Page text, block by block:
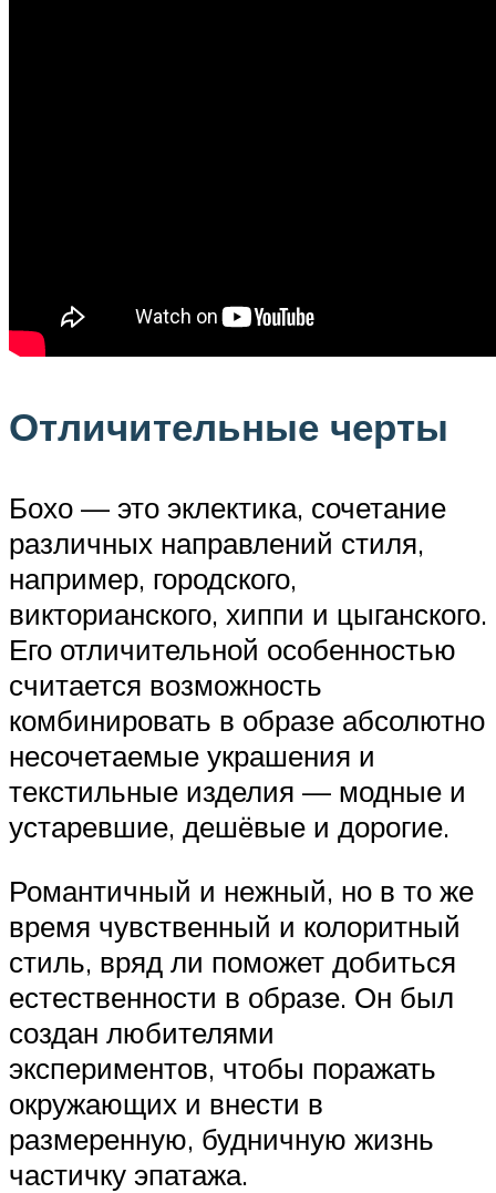
Отличительные черты
Бохо — это эклектика, сочетание
различных направлений стиля,
например, городского,
викторианского, хиппи и цыганского.
Его отличительной особенностью
считается возможность
комбинировать в образе абсолютно
несочетаемые украшения и
текстильные изделия — модные и
устаревшие, дешёвые и дорогие.
Романтичный и нежный, но в то же
время чувственный и колоритный
стиль, вряд ли поможет добиться
естественности в образе. Он был
создан любителями
экспериментов, чтобы поражать
окружающих и внести в
размеренную, будничную жизнь
частичку эпатажа.